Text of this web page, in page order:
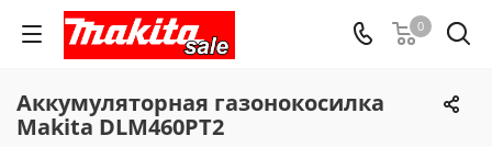
0
Аккумуляторная газонокосилка
Makita DLM460PT2